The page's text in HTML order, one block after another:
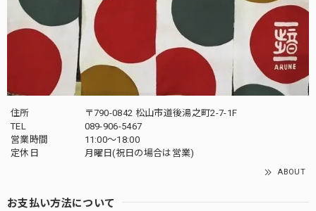
住所
〒790-0842 松山市道後湯之町2-7-1F
TEL
089-906-5467
営業時間
11:00〜18:00
定休日
月曜日(祝日の場合は営業)
ABOUT
お支払い方法について